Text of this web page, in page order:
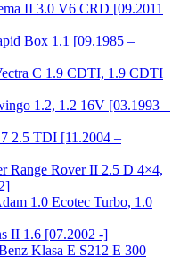
II 3.0 V6 CRD [09.2011
Box 1.1 [09.1985 –
C 1.9 CDTI, 1.9 CDTI
1.2, 1.2 16V [03.1993 –
2.5 TDI [11.2004 –
Range Rover II 2.5 D 4×4,
1.0 Ecotec Turbo, 1.0
II 1.6 [07.2002 -]
Klasa E S212 E 300